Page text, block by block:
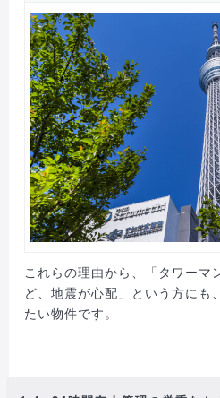
これらの理由から、「タワーマ
ど、地震が心配」という方にも
たい物件です。